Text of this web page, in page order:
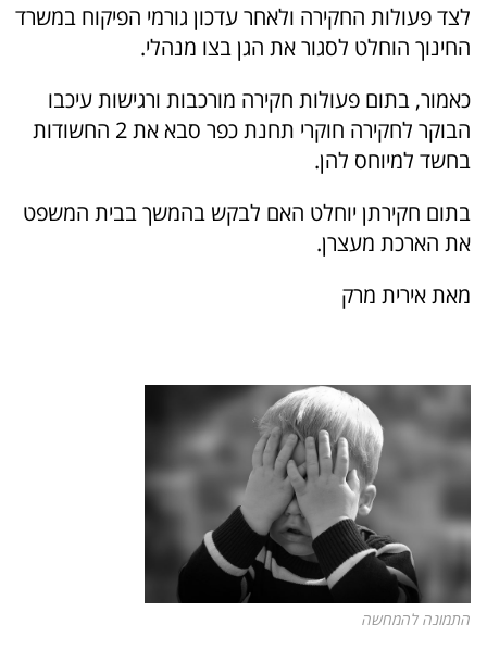
לצד פעולות החקירה ולאחר עדכון גורמי הפיקוח במשרד
החינוך הוחלט לסגור את הגן בצו מנהלי.
כאמור, בתום פעולות חקירה מורכבות ורגישות עיכבו
הבוקר לחקירה חוקרי תחנת כפר סבא את 2 החשודות
בחשד למיוחס להן.
בתום חקירתן יוחלט האם לבקש בהמשך בבית המשפט
את הארכת מעצרן.
מאת אירית מרק
התמונה להמחשה